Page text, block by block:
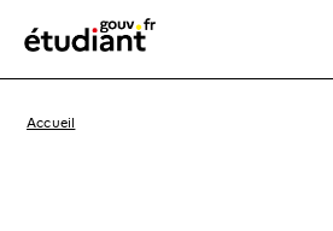
Retour
la
Breadcrumb
Accueil